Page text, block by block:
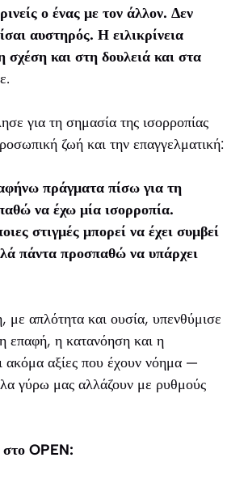
ο ένας με τον άλλον. Δεν
αυστηρός. Η ειλικρίνεια
σχέση και στη δουλειά και στα
για τη σημασία της ισορροπίας
ζωή και την επαγγελματική:
πράγματα πίσω για τη
να έχω μία ισορροπία.
στιγμές μπορεί να έχει συμβεί
πάντα προσπαθώ να υπάρχει
απλότητα και ουσία, υπενθύμισε
επαφή, η κατανόηση και η
ακόμα αξίες που έχουν νόημα —
γύρω μας αλλάζουν με ρυθμούς
στο OPEN: